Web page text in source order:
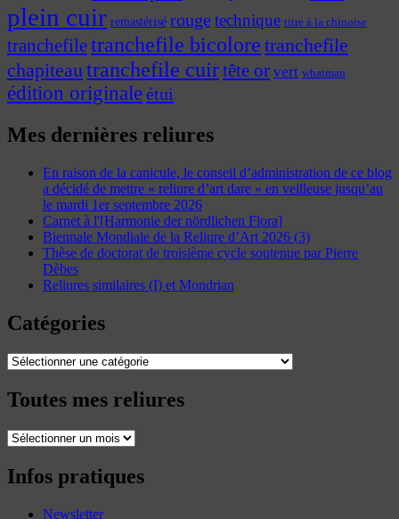
plein cuir remastérisé rougetechnique titre à la chinoise
tranchefiletranchefile bicolore tranchefile
chapiteautranchefile cuirtête or vert whatman
édition originaleétui
Mes dernières reliures
En raison de la canicule, le conseil d’administration de ce blog
a décidé de mettre « reliure d’art dare » en veilleuse jusqu’au
le mardi 1er septembre 2026
Carnet à l'[Harmonie der nördlichen Flora]
Biennale Mondiale de la Reliure d’Art 2026 (3)
Thèse de doctorat de troisième cycle soutenue par Pierre
Dèbes
Reliures similaires (I) et Mondrian
Catégories
Catégories
Toutes mes reliures
Toutes
reliures
Infos pratiques
Newsletter